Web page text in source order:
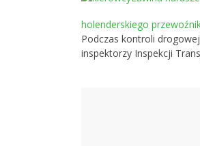
holenderskiego
Podczas kontroli
inspektorzy Inspekcji